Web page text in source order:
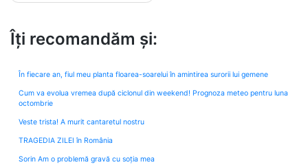
Îți recomandăm și:
În fiecare an, fiul meu planta floarea-soarelui în amintirea surorii lui gemene
Cum va evolua vremea după ciclonul din weekend! Prognoza meteo pentru luna
octombrie
Veste trista! A murit cantaretul nostru
TRAGEDIA ZILEI în România
Sorin Am o problemă gravă cu soția mea